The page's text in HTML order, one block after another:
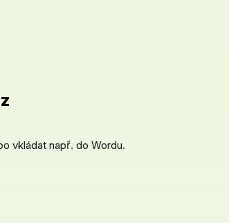
vkládat např. do Wordu.